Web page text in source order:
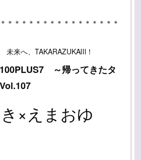
＊＊＊＊＊＊＊＊＊＊＊＊＊＊＊＊
来へ、TAKARAZUKAⅢ！
～帰ってきたタ
×えまおゆ